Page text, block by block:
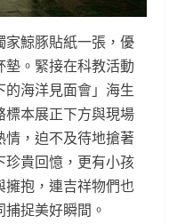
家鯨豚貼紙一張，優
。緊接在科教活動
海洋見面會」海生
標本展正下方與現場
，迫不及待地搶著
珍貴回憶，更有小孩
抱，連吉祥物們也
捉美好瞬間。